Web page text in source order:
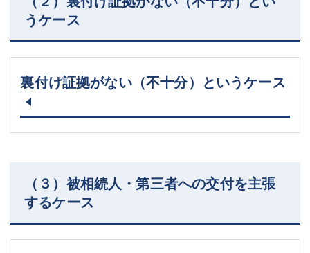
うケース
裏付け証拠がない（不十分）というケース
（３）被相続人・第三者への交付を主張
するケース